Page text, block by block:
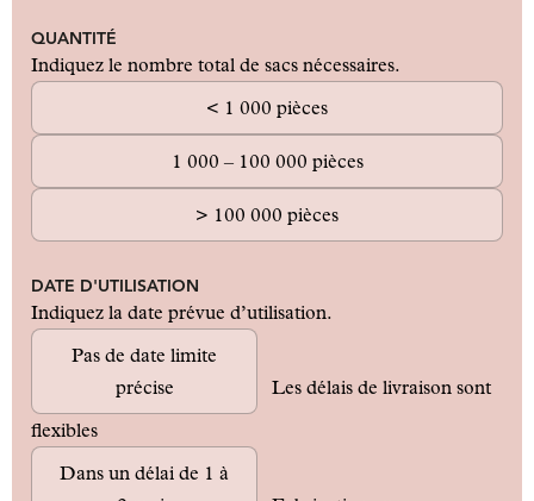
QUANTITÉ
Indiquez le nombre total de sacs nécessaires.
< 1 000 pièces
1 000 – 100 000 pièces
> 100 000 pièces
DATE D'UTILISATION
Indiquez la date prévue d’utilisation.
Pas de date limite
précise
Les délais de livraison sont
flexibles
Dans un délai de 1 à